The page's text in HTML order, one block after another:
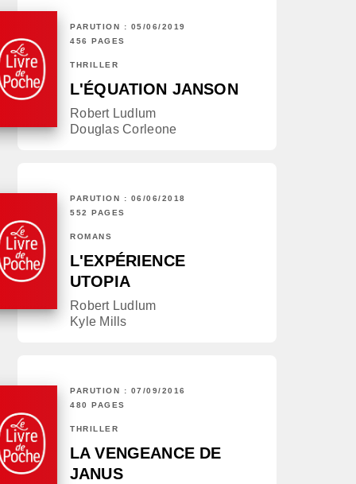
PARUTION : 05/06/2019
456 PAGES
THRILLER
L'ÉQUATION JANSON
Robert Ludlum
Douglas Corleone
PARUTION : 06/06/2018
552 PAGES
ROMANS
L'EXPÉRIENCE
UTOPIA
Robert Ludlum
Kyle Mills
PARUTION : 07/09/2016
480 PAGES
THRILLER
LA VENGEANCE DE
JANUS